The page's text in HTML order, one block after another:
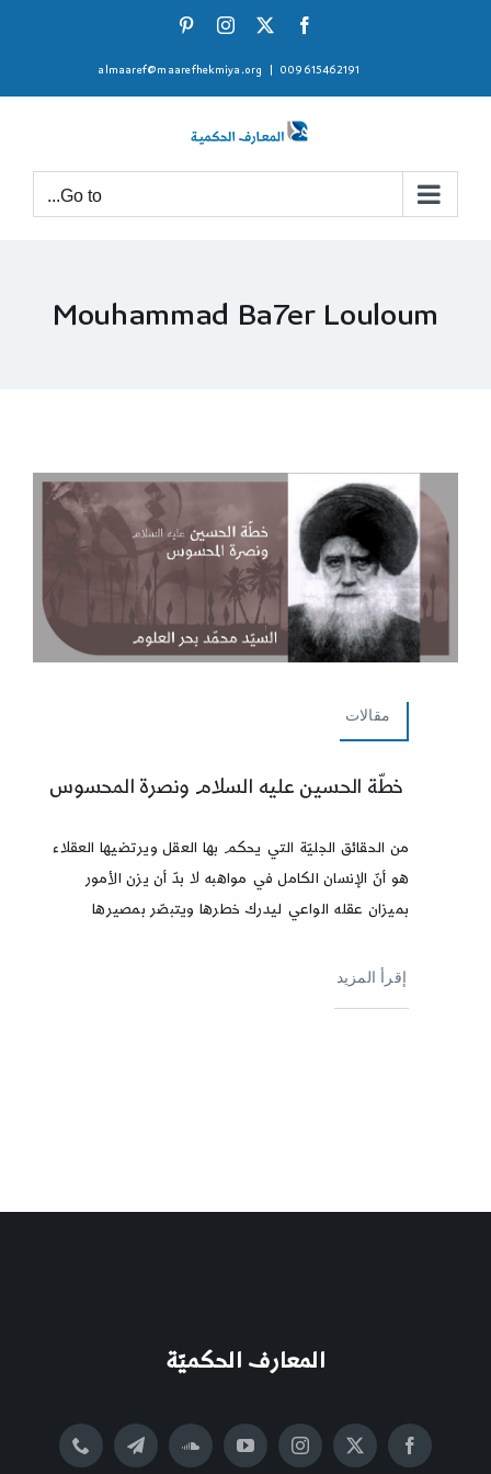
Facebook
X
Instagram
009615462191
almaaref@maarefhekmiya.org
Go to...
Mouhammad Ba7er Louloum
مقالات
خطّة الحسين عليه السلام ونصرة المحسوس
من الحقائق الجليّة التي يحكم بها العقل ويرتضيها العقلاء
هو أنّ الإنسان الكامل في مواهبه لا بدّ أن يزن الأمور
بميزان عقله الواعي ليدرك خطرها ويتبصّر بمصيرها
إقرأ المزيد
المعارف الحكميّة